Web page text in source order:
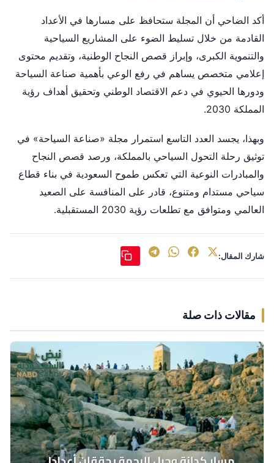
أكد الضاحي أن المجلة ستحافظ على مسارها في الأعداد
القادمة من خلال تسليط الضوء على المشاريع السياحية
والتنموية الكبرى، وإبراز قصص النجاح الوطنية، وتقديم محتوى
إعلامي متخصص يساهم في رفع الوعي بأهمية صناعة السياحة
ودورها الحيوي في دعم الاقتصاد الوطني وتحقيق أهداف رؤية
المملكة 2030.
وبهذا، يجسد العدد التاسع استمرار مجلة «صناعة السياحة» في
توثيق رحلة التحول السياحي بالمملكة، ورصد قصص النجاح
والمبادرات النوعية التي تعكس طموح السعودية في بناء قطاع
سياحي مستدام ومتنوع، قادر على المنافسة على الصعيد
العالمي ومتوافق مع تطلعات رؤية 2030 المستقبلية.
شارك المقال:
مقالات ذات صلة